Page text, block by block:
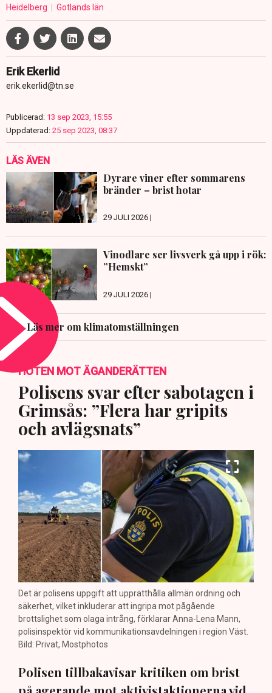
Heidelberg
Gotlands län
Erik Ekerlid
erik.ekerlid@tn.se
Publicerad: 13 sep 2023, 15:55
Uppdaterad: 25 sep 2023, 08:37
LÄS ÄVEN
Dyrare viner efter sommarens
bränder – brist hotar
29 JULI 2026 |
Vinodlare ser livsverk gå upp i rök:
”Hemskt”
29 JULI 2026 |
Läs mer om klimatomställningen
HOTEN MOT ÄGANDERÄTTEN
Polisens svar efter sabotagen i
Grimsås: ”Flera har gripits
och avlägsnats”
Det är polisens uppgift att upprätthålla allmän ordning och
säkerhet, vilket inkluderar att ingripa mot pågående
brottslighet som olaga intrång, förklarar Anna-Lena Mann,
polisinspektör vid kommunikationsavdelningen i region Väst.
Bild: Privat, Mostphotos
Polisen tillbakavisar kritiken om brist